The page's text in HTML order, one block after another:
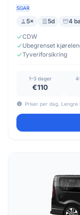
SGAR
5× 5d 4
CDW
Ubegrenset
Tyveriforsikring
1–3 dager
€110
Priser per dag. Lengre